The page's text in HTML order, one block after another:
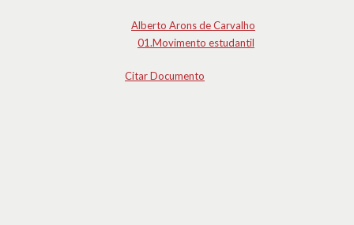
Alberto Arons de Carvalho
01.Movimento estudantil
Citar Documento